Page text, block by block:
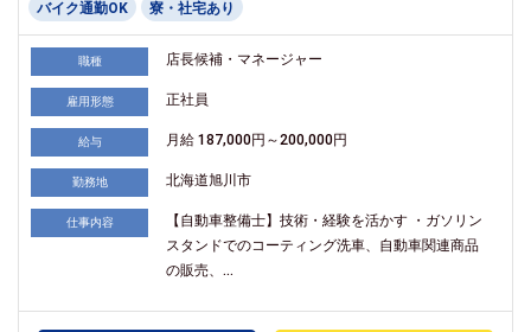
バイク通勤OK 寮・社宅あり
職種 店長候補・マネージャー
雇用形態 正社員
給与 月給 187,000円～200,000円
勤務地 北海道旭川市
仕事内容
【自動車整備士】技術・経験を活かす ・ガソリン
スタンドでのコーティング洗車、自動車関連商品
の販売、...